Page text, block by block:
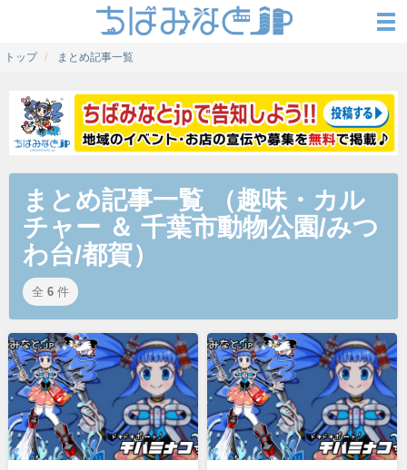
トップ まとめ記事一覧
まとめ記事一覧 （趣味・カル
チャー ＆ 千葉市動物公園/みつ
わ台/都賀）
全 6 件